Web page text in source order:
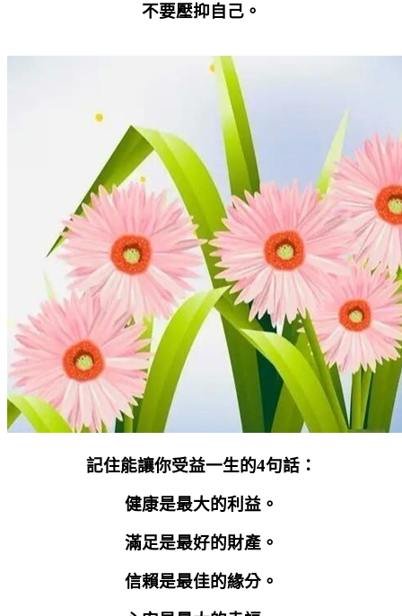
不要壓抑自己。
記住能讓你受益一生的4句話：
健康是最大的利益。
滿足是最好的財產。
信賴是最佳的緣分。